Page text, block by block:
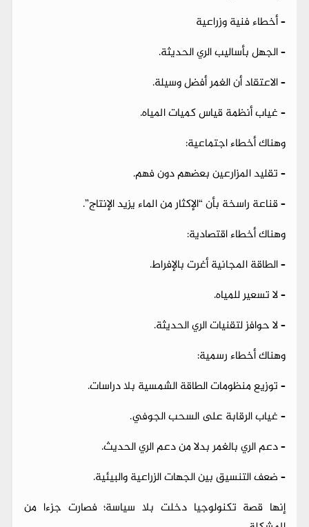
– أخطاء فنية وزراعية
– الجهل بأساليب الري الحديثة.
– الاعتقاد أن الغمر أفضل وسيلة.
– غياب أنظمة قياس كميات المياه.
وهناك أخطاء اجتماعية:
– تقليد المزارعين بعضهم دون فهم.
– قناعة راسخة بأن “الإكثار من الماء يزيد الإنتاج”.
وهناك أخطاء اقتصادية:
– الطاقة المجانية أغرت بالإفراط.
– لا تسعير للمياه.
– لا حوافز لتقنيات الري الحديثة.
وهناك أخطاء رسمية:
– توزيع منظومات الطاقة الشمسية بلا دراسات.
– غياب الرقابة على السحب الجوفي.
– دعم الري بالغمر بدلا من دعم الري الحديث.
– ضعف التنسيق بين الجهات الزراعية والبيئية.
إنها قصة تكنولوجيا دخلت بلا سياسة؛ فصارت جزءا من